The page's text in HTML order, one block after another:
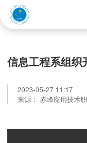
信息工程系组织
2023-05-27 11:17
来源： 赤峰应用技术